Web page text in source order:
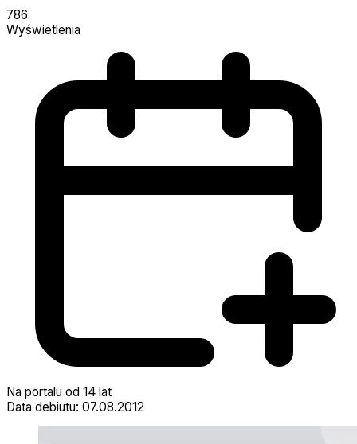
786
Wyświetlenia
Na portalu od 14 lat
Data debiutu: 07.08.2012